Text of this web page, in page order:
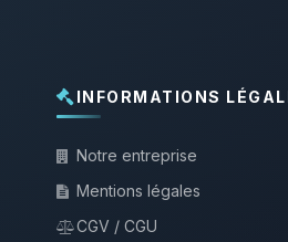
INFORMATIONS
Notre entreprise
Mentions légales
CGV / CGU